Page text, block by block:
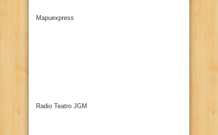
Mapuexpress
Radio Teatro JGM